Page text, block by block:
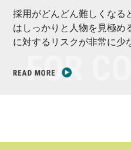
採用がどんどん難しくなる
はしっかりと人物を見極め
に対するリスクが非常に少